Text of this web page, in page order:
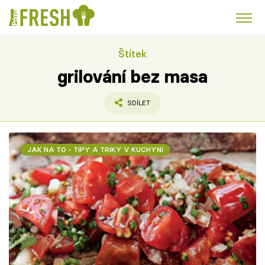
Polévky k večeři
Česká kuchyně Čokoláda
Témata
Recepty
Články
TV Program
Štítek
grilování bez masa
SDÍLET
JAK NA TO - TIPY A TRIKY V KUCHYNI